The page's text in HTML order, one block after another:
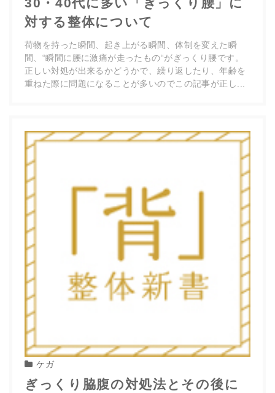
対する整体について
荷物を持った瞬間、起き上がる瞬間、体制を変えた瞬
間、“瞬間に腰に激痛が走ったもの“がぎっくり腰です。
正しい対処が出来るかどうかで、繰り返したり、年齢を
重ねた際に問題になることが多いのでこの記事が正し...
ケガ
ぎっくり脇腹の対処法とその後に